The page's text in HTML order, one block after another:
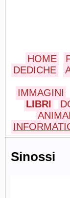
HOME
DEDICHE
IMMAGINI
LIBRI
Sinossi